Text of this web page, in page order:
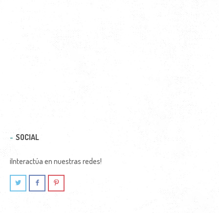
SOCIAL
¡Interactúa en nuestras redes!